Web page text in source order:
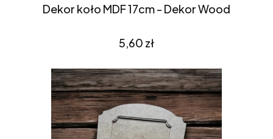
Dekor koło MDF 17cm - Dekor Wood
Cena
5,60 zł